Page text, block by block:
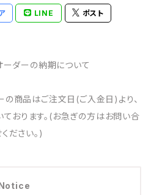
LINE ポスト
ーダーの納期について
の商品はご注文日(ご入金日)より、
おります。(お急ぎの方はお問い合
ださい。)